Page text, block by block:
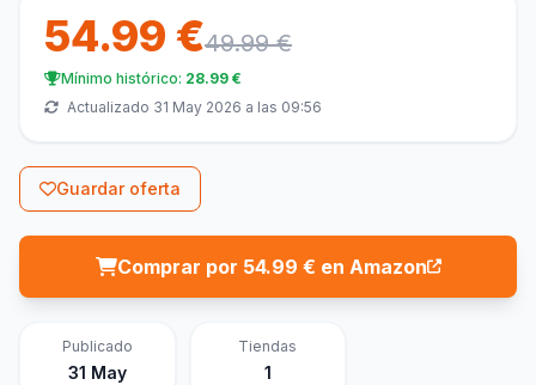
54.99 €49.99 €
Mínimo histórico: 28.99 €
Actualizado 31 May 2026 a las 09:56
Guardar oferta
Comprar por 54.99 € en Amazon
Publicado
31 May
Tiendas
1